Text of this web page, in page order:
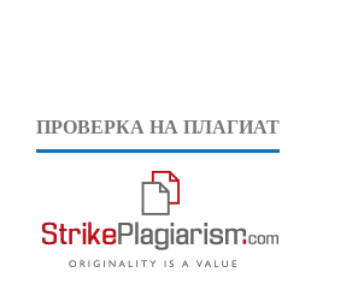
ПРОВЕРКА НА ПЛАГИАТ